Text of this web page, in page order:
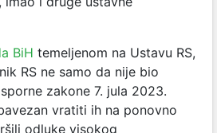
BiH temeljenom na Ustavu RS,
RS ne samo da nije bio
zakone 7. jula 2023.
vratiti ih na ponovno
odluke visokog